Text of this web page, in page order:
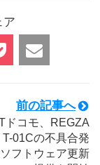
ア
前の記事へ
ドコモ、REGZA
T-01Cの不具合発
フトウェア更新